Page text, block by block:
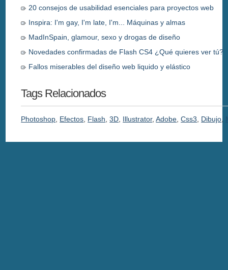
20 consejos de usabilidad esenciales para proyectos web
Inspira: I'm gay, I'm late, I'm... Máquinas y almas
MadInSpain, glamour, sexo y drogas de diseño
Novedades confirmadas de Flash CS4 ¿Qué quieres ver tú?
Fallos miserables del diseño web liquido y elástico
Tags Relacionados
Photoshop Efectos Flash ,3D Illustrator,Adobe ,Css3 Dibujo